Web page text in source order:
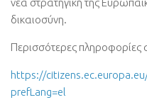
νέα στρατηγική της
δικαιοσύνη.
Περισσότερες
https://
prefLang=el